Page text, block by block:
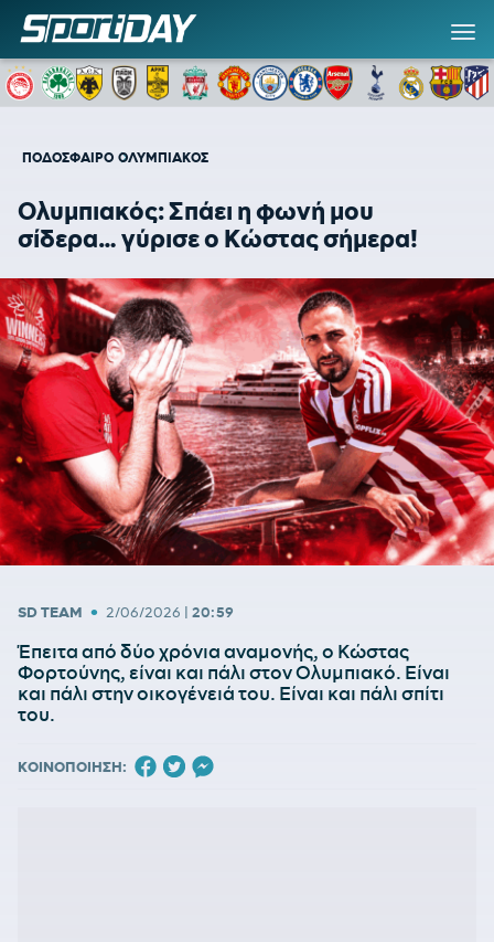
ΠΟΔΟΣΦΑΙΡΟ ΟΛΥΜΠΙΑΚΟΣ
Ολυμπιακός: Σπάει η φωνή μου
σίδερα… γύρισε ο Κώστας σήμερα!
SD TEAM • 2/06/2026 | 20:59
Έπειτα από δύο χρόνια αναμονής, ο Κώστας
Φορτούνης, είναι και πάλι στον Ολυμπιακό. Είναι
και πάλι στην οικογένειά του. Είναι και πάλι σπίτι
του.
ΚΟΙΝΟΠΟΙΗΣΗ: